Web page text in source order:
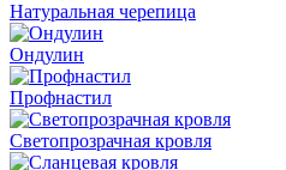
Натуральная черепица
Ондулин
Профнастил
Светопрозрачная кровля